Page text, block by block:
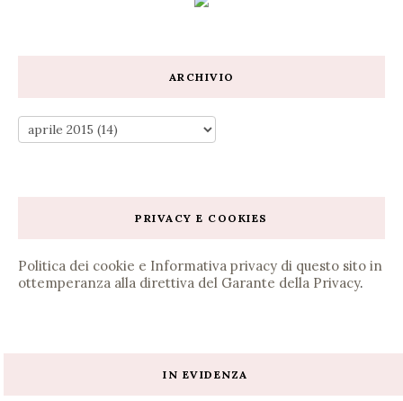
ARCHIVIO
PRIVACY E COOKIES
Politica dei cookie e Informativa privacy di questo sito in
ottemperanza alla direttiva del Garante della Privacy.
IN EVIDENZA